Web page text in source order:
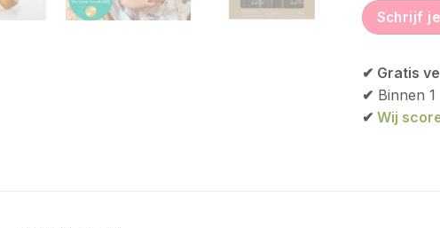
address
to
the
waitlist
for
Schrijf
✔ Gratis
✔ Binnen
✔ Wij